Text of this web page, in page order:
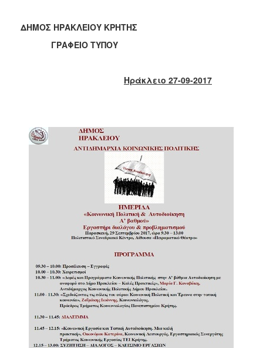
2013
2012
ΠΟΛΙΤΙΣΜΟΣ
ΑΝΘΕΚΤΙΚΗ
ΔΗΜΟΣ ΗΡΑΚΛΕΙΟΥ ΚΡΗΤΗΣ
ΓΡΑΦΕΙΟ ΤΥΠΟΥ
Ηράκλειο 27-09-2017